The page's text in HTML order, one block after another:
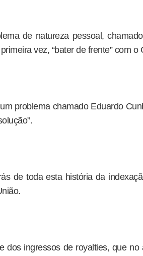
de natureza pessoal,
vez, “bater de frente” com o
problema chamado Eduardo
de toda esta história da
dos ingressos de royalties, que